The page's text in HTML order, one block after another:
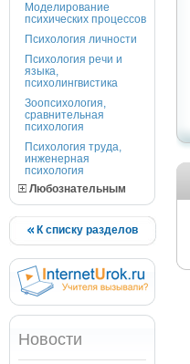
Моделирование
психических процессов
Психология личности
Психология речи и
языка,
психолингвистика
Зоопсихология,
сравнительная
психология
Психология труда,
инженерная
психология
Любознательным
К списку разделов
Новости